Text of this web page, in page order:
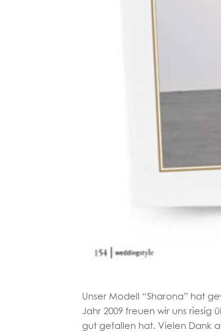
Unser Modell “Sharona” hat
Jahr 2009 freuen wir uns riesig
gut gefallen hat. Vielen Dank